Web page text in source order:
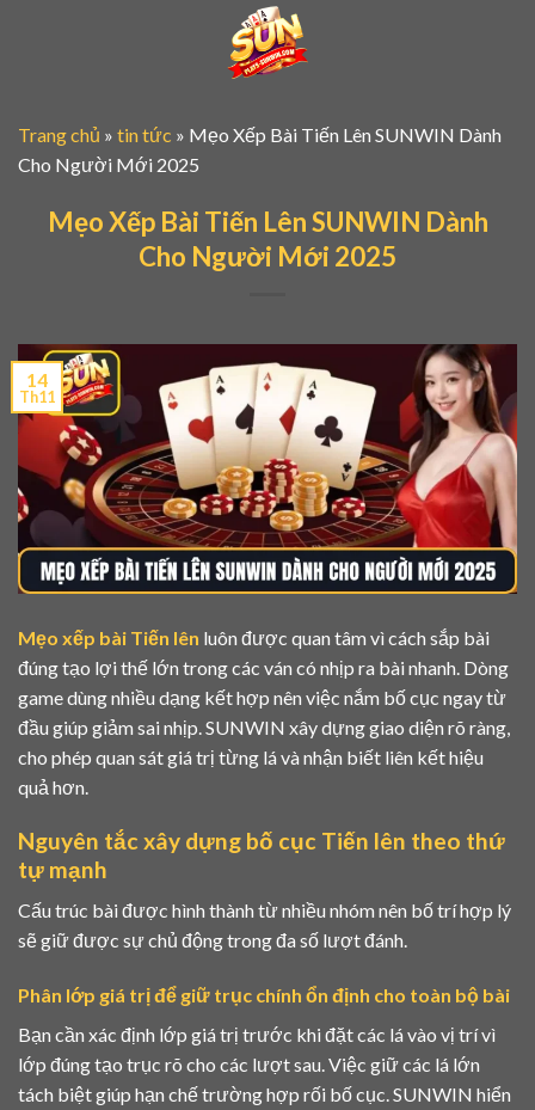
Trang chủ » tin tức » Mẹo Xếp Bài Tiến Lên SUNWIN Dành
Cho Người Mới 2025
Mẹo Xếp Bài Tiến Lên SUNWIN Dành
Cho Người Mới 2025
14
Th11
Mẹo xếp bài Tiến lên luôn được quan tâm vì cách sắp bài
đúng tạo lợi thế lớn trong các ván có nhịp ra bài nhanh. Dòng
game dùng nhiều dạng kết hợp nên việc nắm bố cục ngay từ
đầu giúp giảm sai nhịp. SUNWIN xây dựng giao diện rõ ràng,
cho phép quan sát giá trị từng lá và nhận biết liên kết hiệu
quả hơn.
Nguyên tắc xây dựng bố cục Tiến lên theo thứ
tự mạnh
Cấu trúc bài được hình thành từ nhiều nhóm nên bố trí hợp lý
sẽ giữ được sự chủ động trong đa số lượt đánh.
Phân lớp giá trị để giữ trục chính ổn định cho toàn bộ bài
Bạn cần xác định lớp giá trị trước khi đặt các lá vào vị trí vì
lớp đúng tạo trục rõ cho các lượt sau. Việc giữ các lá lớn
tách biệt giúp hạn chế trường hợp rối bố cục. SUNWIN hiển